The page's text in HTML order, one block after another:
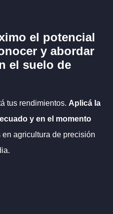
el potencial
y abordar
el suelo de
tus rendimientos. Aplicá la
y en el momento
en agricultura de precisión